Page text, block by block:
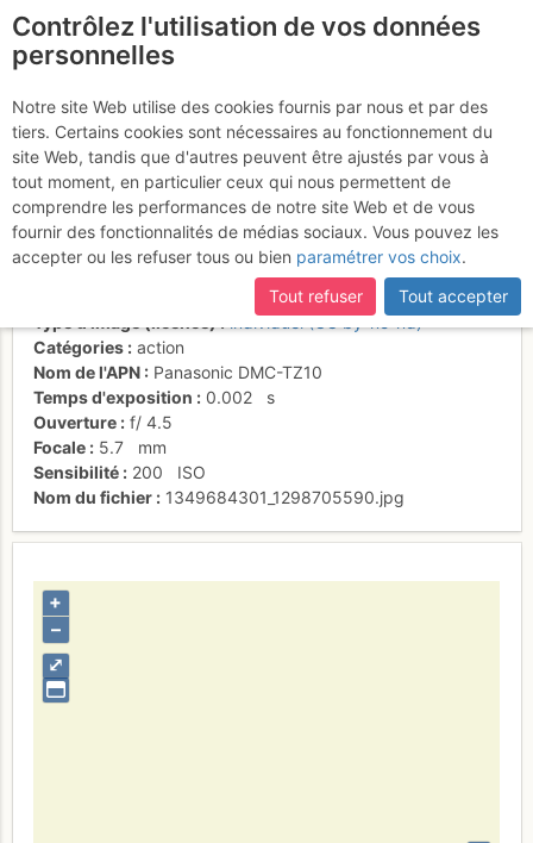
certaines pages ne sont plus accessibles, manquantes ou
incomplètes, déconnectez-vous puis reconnectez-vous à votre
compte sur le site.
Du gris technique à
perte de vue.
Activités
Date/heure
Mickaël Souveton
individuel (CC by-nc-nd)
Catégories
action
Nom de l'APN
Panasonic DMC-TZ10
Temps d'exposition
0.002
s
Ouverture
f/ 4.5
Focale
5.7
mm
Sensibilité
200
ISO
Nom du fichier
1349684301_1298705590.jpg
⤢
+
–
Contrôlez l'utilisation de vos données
personnelles
Notre site Web utilise des cookies fournis par nous et par des
tiers. Certains cookies sont nécessaires au fonctionnement du
site Web, tandis que d'autres peuvent être ajustés par vous à
tout moment, en particulier ceux qui nous permettent de
comprendre les performances de notre site Web et de vous
fournir des fonctionnalités de médias sociaux. Vous pouvez les
accepter ou les refuser tous ou bien paramétrer vos choix.
Tout refuser
Tout accepter